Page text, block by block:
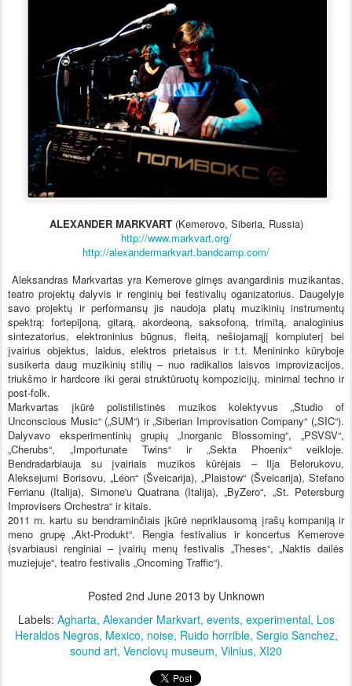
ALEXANDER MARKVART(Kemerovo, Siberia, Russia)
http://www.markvart.org/
http://alexandermarkvart.bandcamp.com/
Aleksandras Markvartas yra Kemerove gimęs avangardinis muzikantas,
teatro projektų dalyvis ir renginių bei festivalių oganizatorius. Daugelyje
savo projektų ir performansų jis naudoja platų muzikinių instrumentų
spektrą: fortepijoną, gitarą, akordeoną, saksofoną, trimitą, analoginius
sintezatorius, elektroninius būgnus, fleitą, nešiojamąjį kompiuterį bei
įvairius objektus, laidus, elektros prietaisus ir t.t. Menininko kūryboje
susikerta daug muzikinių stilių – nuo radikalios laisvos improvizacijos,
triukšmo ir hardcore iki gerai struktūruotų kompozicijų, minimal techno ir
post-folk.
Markvartas įkūrė polistilistinės muzikos kolektyvus „Studio of
Unconscious Music“ („SUM“) ir „Siberian Improvisation Company“ („SIC“).
Dalyvavo eksperimentinių grupių „Inorganic Blossoming“, „PSVSV“,
„Cherubs“, „Importunate Twins“ ir „Sekta Phoenix“ veikloje.
Bendradarbiauja su įvairiais muzikos kūrėjais – Ilja Belorukovu,
Aleksejumi Borisovu, „Léon“ (Šveicarija), „Plaistow“ (Šveicarija), Stefano
Ferrianu (Italija), Simone'u Quatrana (Italija), „ByZero“, „St. Petersburg
Improvisers Orchestra“ ir kitais.
2011 m. kartu su bendraminčiais įkūrė nepriklausomą įrašų kompaniją ir
meno grupę „Akt-Produkt“. Rengia festivalius ir koncertus Kemerove
(svarbiausi renginiai – įvairių menų festivalis „Theses“, „Naktis dailės
muziejuje“, teatro festivalis „Oncoming Traffic“).
Posted 2nd June 2013 by Unknown
Labels: Agharta Alexander Markvart events experimental Los
Heraldos Negros Mexico noise Ruido horrible Sergio Sanchez
sound art Venclovų museum Vilnius XI20